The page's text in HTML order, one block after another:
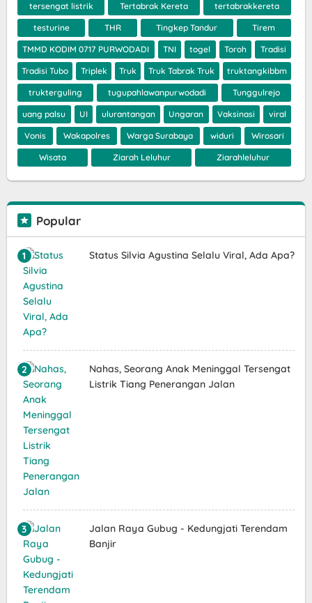
tersengat listrik Tertabrak Kereta tertabrakkereta
testurine THR Tingkep Tandur Tirem
TMMD KODIM 0717 PURWODADI TNI togel Toroh Tradisi
Tradisi Tubo Triplek Truk Truk Tabrak Truk truktangkibbm
trukterguling tugupahlawanpurwodadi Tunggulrejo
uang palsu UI ulurantangan Ungaran Vaksinasi viral
Vonis Wakapolres Warga Surabaya widuri Wirosari
Wisata Ziarah Leluhur Ziarahleluhur
Popular
Status Silvia Agustina Selalu Viral, Ada Apa?
Nahas, Seorang Anak Meninggal Tersengat
Listrik Tiang Penerangan Jalan
Jalan Raya Gubug - Kedungjati Terendam
Banjir